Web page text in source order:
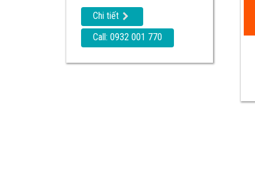
Chi tiết
Call: 0932 001 770